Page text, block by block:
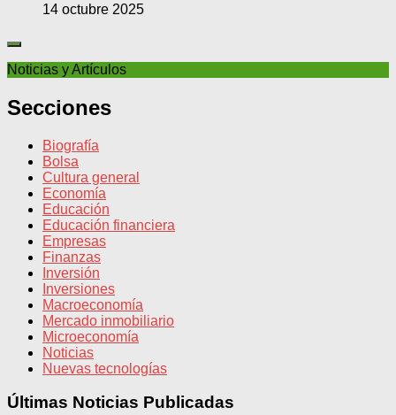
14 octubre 2025
Noticias y Artículos
Secciones
Biografía
Bolsa
Cultura general
Economía
Educación
Educación financiera
Empresas
Finanzas
Inversión
Inversiones
Macroeconomía
Mercado inmobiliario
Microeconomía
Noticias
Nuevas tecnologías
Últimas Noticias Publicadas